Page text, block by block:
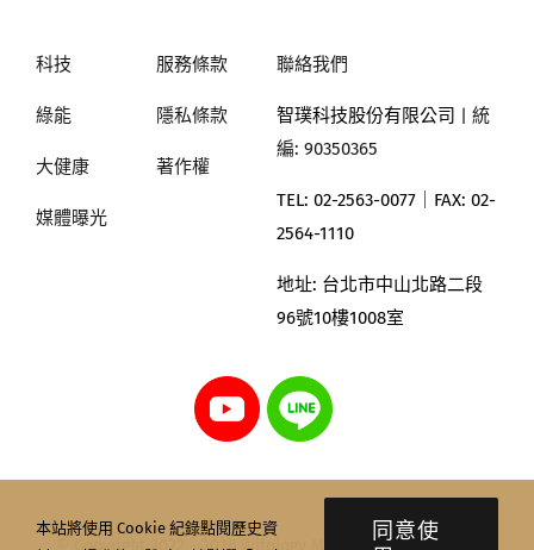
科技
綠能
大健康
媒體曝光
服務條款
隱私條款
著作權
聯絡我們
智璞科技股份有限公司 | 統
編: 90350365
TEL: 02-2563-0077｜ FAX: 02-
2564-1110
地址: 台北市中山北路二段
96號10樓1008室
© Copyright 2022 - 2026 Witology Markettrend Research
本站將使用 Cookie 紀錄點閱歷史資
同意使